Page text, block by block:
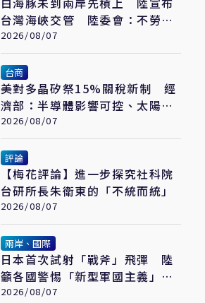
台灣海峽交管 陸委會：不勞費
心
2026/08/07
台商
美對多晶矽祭15%關稅新制 經
濟部：半導體影響可控、太陽能
產業衝擊有限
2026/08/07
評論
【梅花評論】進一步探究社科院
台研所長朱衛東的「不統而統」
2026/08/07
兩岸、國際
日本首次試射「戰斧」飛彈 陸
籲各國警惕「新型軍國主義」發
展
2026/08/07